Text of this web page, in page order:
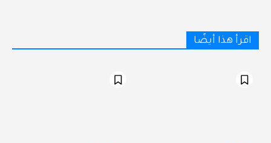
اقرأ هذا أيضًا